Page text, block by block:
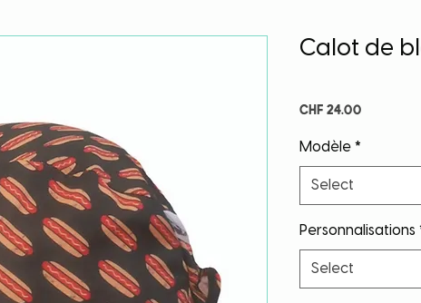
Calot de
CHF 24.00
Modèle *
Select
Personnalisations
Select